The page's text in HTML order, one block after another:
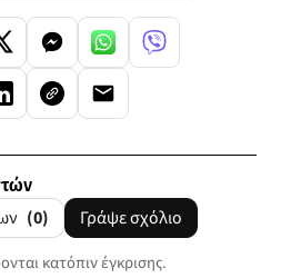
(0) Γράψε σχόλιο
κατόπιν έγκρισης.